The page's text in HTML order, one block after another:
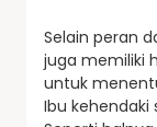
Selain peran
juga memiliki
untuk
Ibu kehendaki